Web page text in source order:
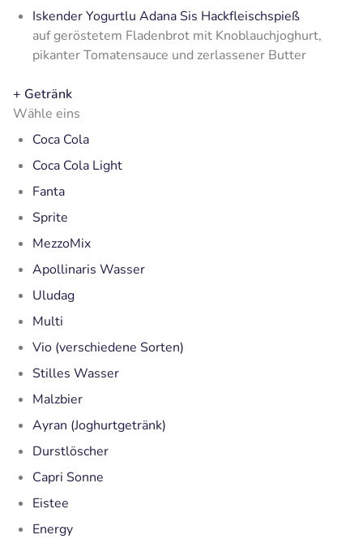
Iskender Yogurtlu Adana Sis Hackfleischspieß
auf geröstetem Fladenbrot mit Knoblauchjoghurt,
pikanter Tomatensauce und zerlassener Butter
+ Getränk
Wähle eins
Coca Cola
Coca Cola Light
Fanta
Sprite
MezzoMix
Apollinaris Wasser
Uludag
Multi
Vio (verschiedene Sorten)
Stilles Wasser
Malzbier
Ayran (Joghurtgetränk)
Durstlöscher
Capri Sonne
Eistee
Energy